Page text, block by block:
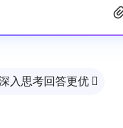
入思考回答更优 